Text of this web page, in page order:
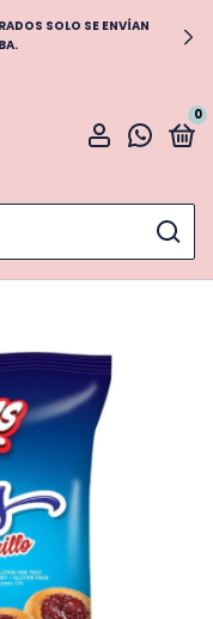
SOLO SE ENVÍAN
0